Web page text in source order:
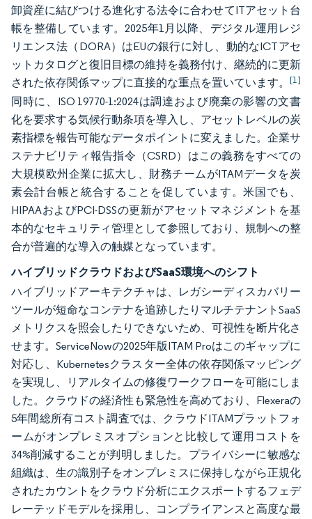
卸資産に結びつける進化する法令に合わせてITアセット台
帳を整備しています。2025年1月以降、デジタル運用レジ
リエンス法（DORA）はEUの銀行に対し、動的なICTアセ
ットカタログと復旧目標の維持を義務付け、継続的に更新
された依存関係マップに直接的な重点を置いています。 [1]
同時に、ISO 19770-1:2024は調達および廃棄の影響の文書
化を要求する気候行動条項を導入し、アセットレベルの炭
素指標を報告可能なデータポイントに変えました。企業サ
ステナビリティ報告指令（CSRD）はこの義務をすべての
大規模欧州企業に拡大し、財務チームがITAMデータを炭
素会計台帳と統合することを促しています。米国でも、
HIPAAおよびPCI-DSSの更新がアセットマネジメントを基
本的なセキュリティ管理として参照しており、規制への整
合が普遍的な導入の触媒となっています。
ハイブリッドクラウドおよびSaaS環境へのシフト
ハイブリッドアーキテクチャは、レガシーディスカバリー
ツールが短命なコンテナを追跡したりマルチテナントSaaS
メトリクスを照会したりできないため、可視性を断片化さ
せます。ServiceNowの2025年版ITAM Proはこのギャップに
対応し、Kubernetesクラスター全体の依存関係マッピング
を実現し、リアルタイムの修復ワークフローを可能にしま
した。クラウドの経済性も緊急性を高めており、Flexeraの
5年間総所有コスト調査では、クラウドITAMプラットフォ
ームがオンプレミスオプションと比較して運用コストを
34%削減することが判明しました。プライバシーに敏感な
組織は、生の識別子をオンプレミスに保持しながら正規化
されたカウントをクラウド分析にエクスポートするフェデ
レーテッドモデルを採用し、コンプライアンスと高度な最